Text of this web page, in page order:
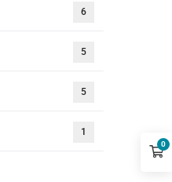
6
5
5
1
0